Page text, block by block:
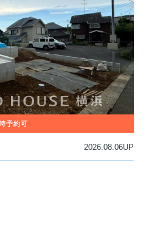
2026.08.06UP